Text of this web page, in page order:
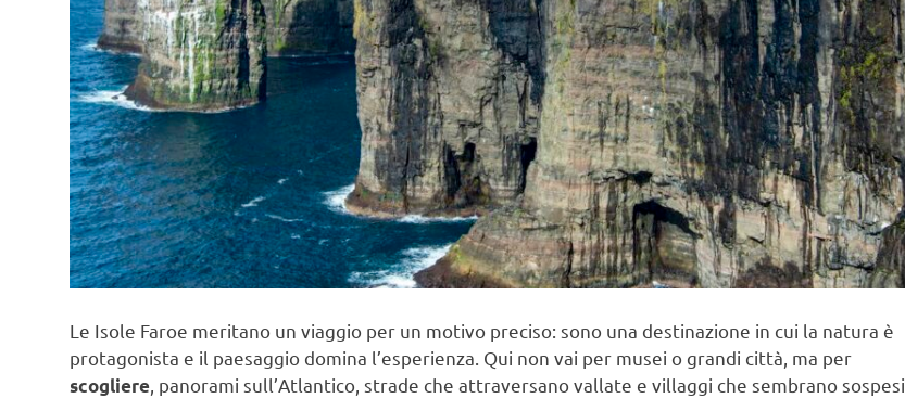
Le Isole Faroe meritano un viaggio per un motivo preciso: sono una destinazione in cui la natura è
protagonista e il paesaggio domina l’esperienza. Qui non vai per musei o grandi città, ma per
scogliere , panorami sull’Atlantico, strade che attraversano vallate e villaggi che sembrano sospesi